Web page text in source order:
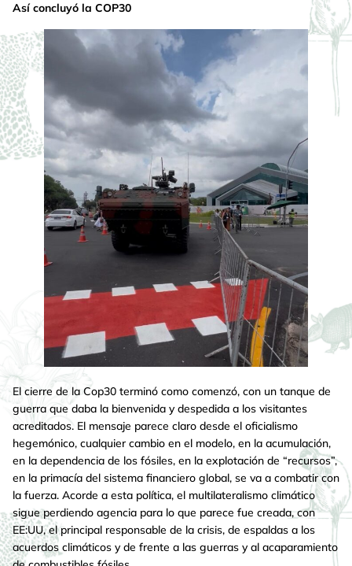
Así concluyó la COP30
El cierre de la Cop30 terminó como comenzó, con un tanque de
guerra que daba la bienvenida y despedida a los visitantes
acreditados. El mensaje parece claro desde el oficialismo
hegemónico, cualquier cambio en el modelo, en la acumulación,
en la dependencia de los fósiles, en la explotación de “recursos”,
en la primacía del sistema financiero global, se va a combatir con
la fuerza. Acorde a esta política, el multilateralismo climático
sigue perdiendo agencia para lo que parece fue creada, con
EE:UU, el principal responsable de la crisis, de espaldas a los
acuerdos climáticos y de frente a las guerras y al acaparamiento